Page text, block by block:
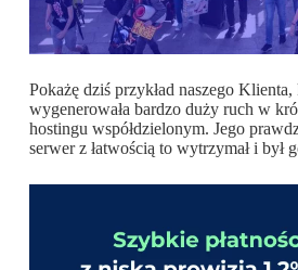
Pokażę dziś przykład naszego Klienta,
wygenerowała bardzo duży ruch w
hostingu współdzielonym. Jego
serwer z łatwością to wytrzymał i był